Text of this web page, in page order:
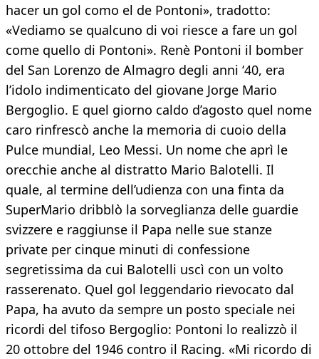
hacer un gol como el de Pontoni», tradotto:
«Vediamo se qualcuno di voi riesce a fare un gol
come quello di Pontoni». Renè Pontoni il bomber
del San Lorenzo de Almagro degli anni ‘40, era
l’idolo indimenticato del giovane Jorge Mario
Bergoglio. E quel giorno caldo d’agosto quel nome
caro rinfrescò anche la memoria di cuoio della
Pulce mundial, Leo Messi. Un nome che aprì le
orecchie anche al distratto Mario Balotelli. Il
quale, al termine dell’udienza con una finta da
SuperMario dribblò la sorveglianza delle guardie
svizzere e raggiunse il Papa nelle sue stanze
private per cinque minuti di confessione
segretissima da cui Balotelli uscì con un volto
rasserenato. Quel gol leggendario rievocato dal
Papa, ha avuto da sempre un posto speciale nei
ricordi del tifoso Bergoglio: Pontoni lo realizzò il
20 ottobre del 1946 contro il Racing. «Mi ricordo di